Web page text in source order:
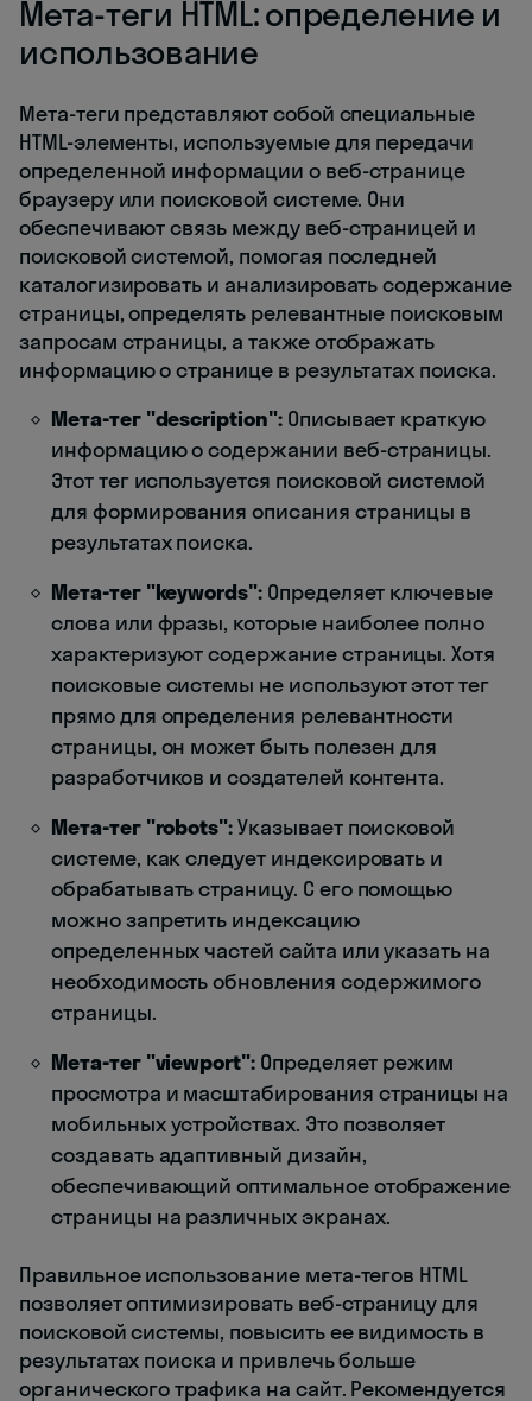
Мета-теги HTML: определение и
использование
Мета-теги представляют собой специальные
HTML-элементы, используемые для передачи
определенной информации о веб-странице
браузеру или поисковой системе. Они
обеспечивают связь между веб-страницей и
поисковой системой, помогая последней
каталогизировать и анализировать содержание
страницы, определять релевантные поисковым
запросам страницы, а также отображать
информацию о странице в результатах поиска.
Мета-тег "description":Описывает краткую
информацию о содержании веб-страницы.
Этот тег используется поисковой системой
для формирования описания страницы в
результатах поиска.
Мета-тег "keywords": Определяет ключевые
слова или фразы, которые наиболее полно
характеризуют содержание страницы. Хотя
поисковые системы не используют этот тег
прямо для определения релевантности
страницы, он может быть полезен для
разработчиков и создателей контента.
Мета-тег "robots":Указывает поисковой
системе, как следует индексировать и
обрабатывать страницу. С его помощью
можно запретить индексацию
определенных частей сайта или указать на
необходимость обновления содержимого
страницы.
Мета-тег "viewport": Определяет режим
просмотра и масштабирования страницы на
мобильных устройствах. Это позволяет
создавать адаптивный дизайн,
обеспечивающий оптимальное отображение
страницы на различных экранах.
Правильное использование мета-тегов HTML
позволяет оптимизировать веб-страницу для
поисковой системы, повысить ее видимость в
результатах поиска и привлечь больше
органического трафика на сайт. Рекомендуется